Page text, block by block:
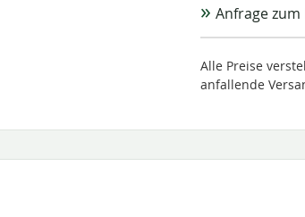
Anfrage
Alle Preise
anfallende